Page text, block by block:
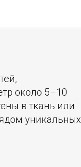
около 5–10
в ткань или
уникальных